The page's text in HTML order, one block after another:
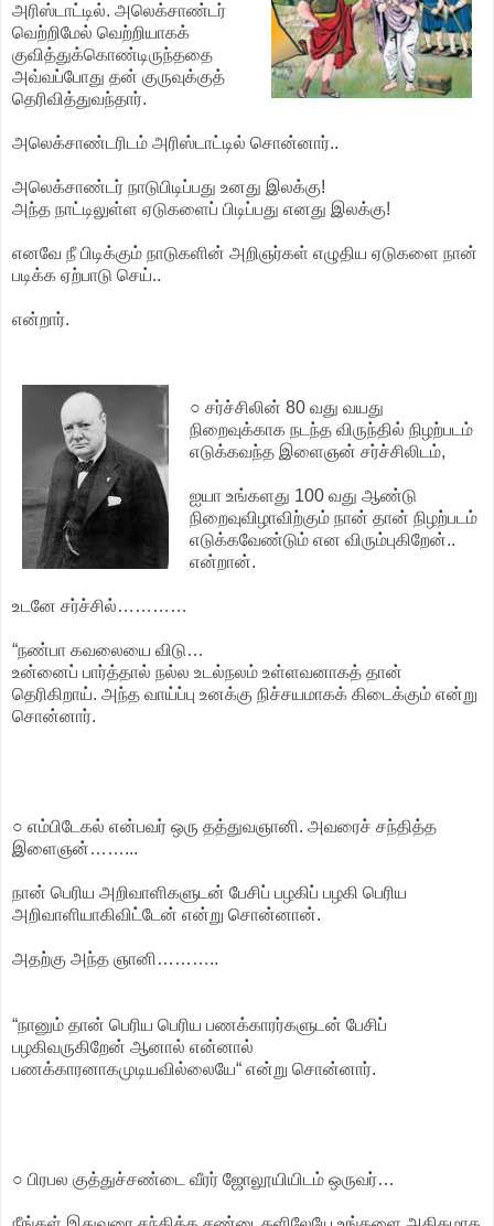
அரிஸ்டாட்டில். அலெக்சாண்டர்
வெற்றிமேல் வெற்றியாகக்
குவித்துக்கொண்டிருந்ததை
அவ்வப்போது தன் குருவுக்குத்
தெரிவித்துவந்தார்.
அலெக்சாண்டரிடம் அரிஸ்டாட்டில் சொன்னார்..
அலெக்சாண்டர் நாடுபிடிப்பது உனது இலக்கு!
அந்த நாட்டிலுள்ள ஏடுகளைப் பிடிப்பது எனது இலக்கு!
எனவே நீ பிடிக்கும் நாடுகளின் அறிஞர்கள் எழுதிய ஏடுகளை நான்
படிக்க ஏற்பாடு செய்..
என்றார்.
○ சர்ச்சிலின் 80 வது வயது
நிறைவுக்காக நடந்த விருந்தில் நிழற்படம்
எடுக்கவந்த இளைஞன் சர்ச்சிலிடம்,
ஐயா உங்களது 100 வது ஆண்டு
நிறைவுவிழாவிற்கும் நான் தான் நிழற்படம்
எடுக்கவேண்டும் என விரும்புகிறேன்..
என்றான்.
உடனே சர்ச்சில்…………
“நண்பா கவலையை விடு…
உன்னைப் பார்த்தால் நல்ல உடல்நலம் உள்ளவனாகத் தான்
தெரிகிறாய். அந்த வாய்ப்பு உனக்கு நிச்சயமாகக் கிடைக்கும் என்று
சொன்னார்.
○ எம்பிடேகல் என்பவர் ஒரு தத்துவஞானி. அவரைச் சந்தித்த
இளைஞன்……...
நான் பெரிய அறிவாளிகளுடன் பேசிப் பழகிப் பழகி பெரிய
அறிவாளியாகிவிட்டேன் என்று சொன்னான்.
அதற்கு அந்த ஞானி………..
“நானும் தான் பெரிய பெரிய பணக்காரர்களுடன் பேசிப்
பழகிவருகிறேன் ஆனால் என்னால்
பணக்காரனாகமுடியவில்லையே“ என்று சொன்னார்.
○ பிரபல குத்துச்சண்டை வீரர் ஜோலூயியிடம் ஒருவர்…